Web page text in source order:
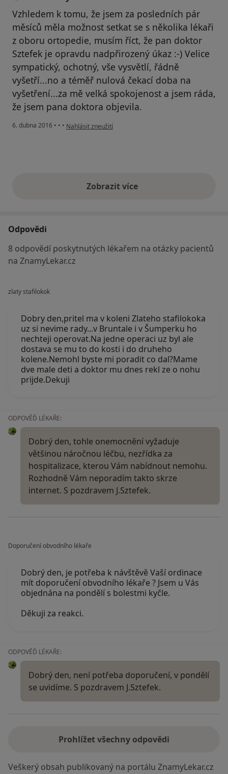
Vzhledem k tomu, že jsem za posledních pár
měsíců měla možnost setkat se s několika lékaři
z oboru ortopedie, musím říct, že pan doktor
Sztefek je opravdu nadpřirozený úkaz :-) Velice
sympatický, ochotný, vše vysvětlí, řádně
vyšetří...no a téměř nulová čekací doba na
vyšetření...za mě velká spokojenost a jsem ráda,
že jsem pana doktora objevila.
6. dubna 2016 • • • podle názoru uživatele Váš účet byl odstraněn
Nahlásit zneužití
Zobrazit vícevýše uvedené názory
Odpovědi
8 odpovědí poskytnutých lékařem na otázky pacientů
na ZnamyLekar.cz
zlaty stafilokok
Dobry den,pritel ma v koleni Zlateho stafilokoka
uz si nevime rady...v Bruntale i v Šumperku ho
nechteji operovat.Na jedne operaci uz byl ale
dostava se mu to do kosti i do druheho
kolene.Nemohl byste mi poradit co dal?Mame
dve male deti a doktor mu dnes rekl ze o nohu
prijde.Dekuji
ODPOVĚĎ LÉKAŘE:
Dobrý den, tohle onemocnění vyžaduje
většinou náročnou léčbu, nezřídka za
hospitalizace, kterou Vám nabídnout nemohu.
Rozhodně Vám neporadím takto skrze
internet. S pozdravem J.Sztefek.
Doporučení obvodního lékaře
Dobrý den, je potřeba k návštěvě Vaší ordinace
mít doporučení obvodního lékaře ? Jsem u Vás
objednána na pondělí s bolestmi kyčle.
Děkuji za reakci.
ODPOVĚĎ LÉKAŘE:
Dobrý den, není potřeba doporučení, v pondělí
se uvidíme. S pozdravem J.Sztefek.
Prohlížet všechny odpovědi
Veškerý obsah publikovaný na portálu ZnamyLekar.cz